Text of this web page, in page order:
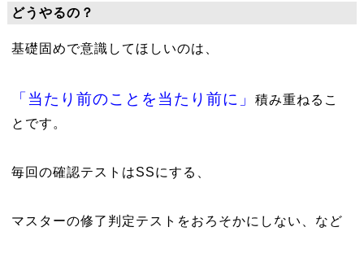
どうやるの？
基礎固めで意識してほしいのは、
「当たり前のことを当たり前に」
積み重ねるこ
とです。
毎回の確認テストはSSにする、
マスターの修了判定テストをおろそかにしない、など